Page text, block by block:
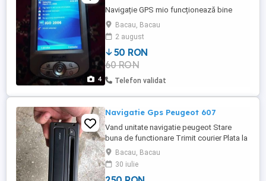
4
Navigație GPS mio funcționează bine
Bacau, Bacau
2 august
50 RON
60 RON
Telefon validat
Navigatie Gps Peugeot 607
Vand unitate navigatie peugeot Stare
buna de functionare Trimit courier Plata la
destinatar
Bacau, Bacau
30 iulie